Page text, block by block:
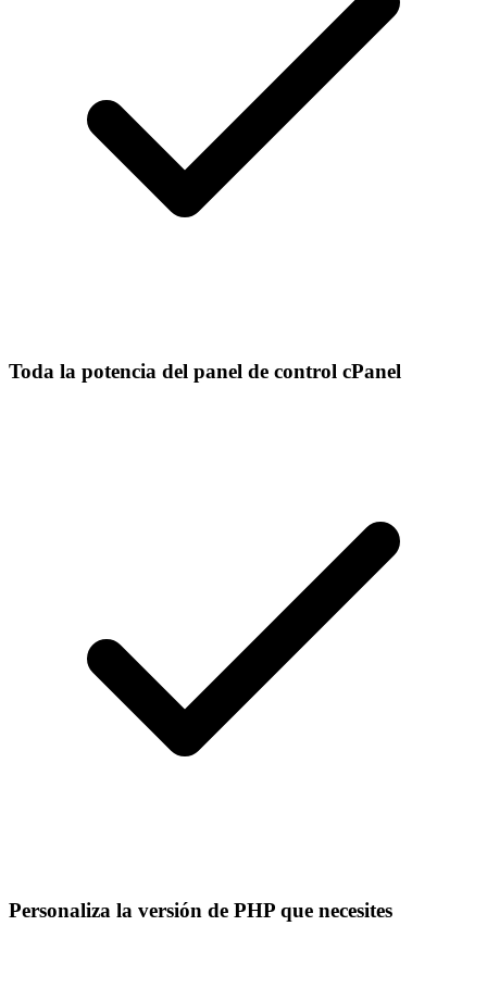
Toda la potencia del panel de control cPanel
Personaliza la versión de PHP que necesites